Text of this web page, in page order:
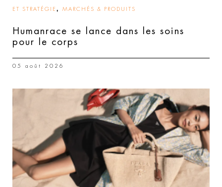
ET STRATÉGIE , MARCHÉS & PRODUITS
Humanrace se lance dans les soins
pour le corps
05 août 2026